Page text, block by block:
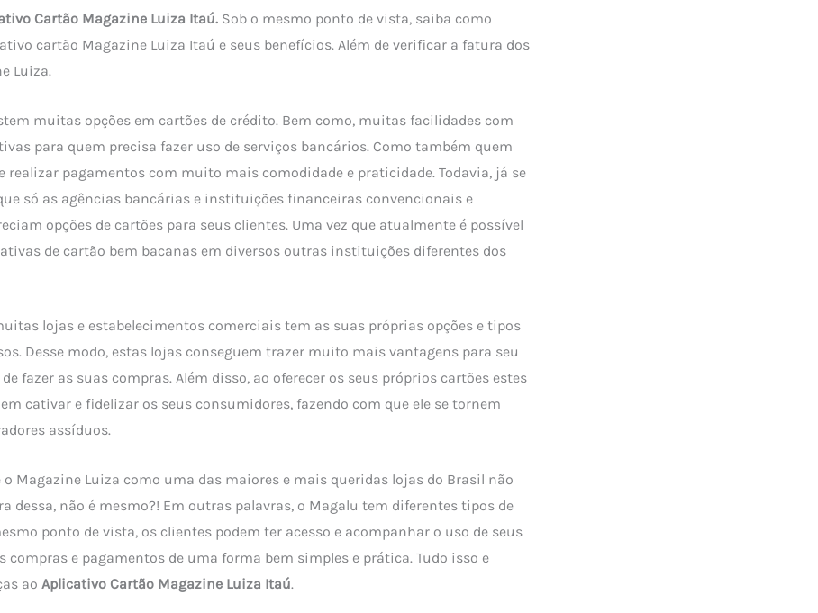
Cartão Magazine Luiza Itaú. Sob o mesmo ponto de vista, saiba como
cartão Magazine Luiza Itaú e seus benefícios. Além de verificar a fatura dos
Luiza.
muitas opções em cartões de crédito. Bem como, muitas facilidades com
para quem precisa fazer uso de serviços bancários. Como também quem
realizar pagamentos com muito mais comodidade e praticidade. Todavia, já se
só as agências bancárias e instituições financeiras convencionais e
opções de cartões para seus clientes. Uma vez que atualmente é possível
de cartão bem bacanas em diversos outras instituições diferentes dos
lojas e estabelecimentos comerciais tem as suas próprias opções e tipos
Desse modo, estas lojas conseguem trazer muito mais vantagens para seu
fazer as suas compras. Além disso, ao oferecer os seus próprios cartões estes
cativar e fidelizar os seus consumidores, fazendo com que ele se tornem
assíduos.
o Magazine Luiza como uma das maiores e mais queridas lojas do Brasil não
dessa, não é mesmo?! Em outras palavras, o Magalu tem diferentes tipos de
ponto de vista, os clientes podem ter acesso e acompanhar o uso de seus
compras e pagamentos de uma forma bem simples e prática. Tudo isso e
ao Aplicativo Cartão Magazine Luiza Itaú.